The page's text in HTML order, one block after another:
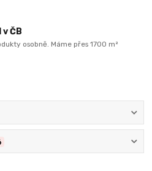
ČB
osobně. Máme přes 1700 m²